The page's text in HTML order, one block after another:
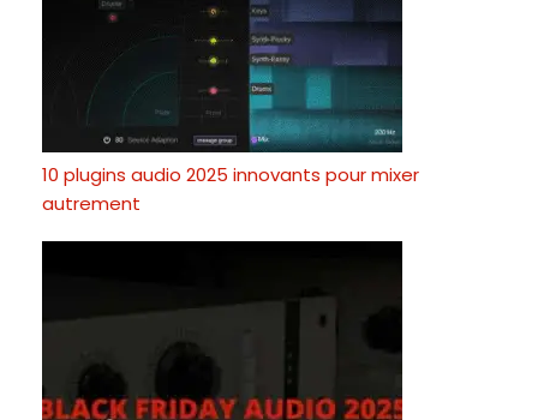
10 plugins audio 2025 innovants pour mixer
autrement